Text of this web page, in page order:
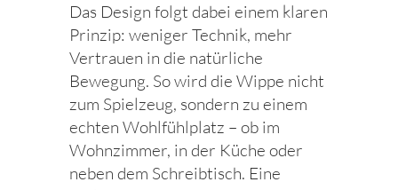
Das Design folgt dabei einem klaren
Prinzip: weniger Technik, mehr
Vertrauen in die natürliche
Bewegung. So wird die Wippe nicht
zum Spielzeug, sondern zu einem
echten Wohlfühlplatz – ob im
Wohnzimmer, in der Küche oder
neben dem Schreibtisch. Eine